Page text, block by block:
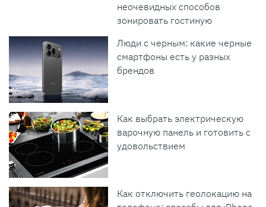
неочевидных способов
зонировать гостиную
Люди с черным: какие черные
смартфоны есть у разных
брендов
Как выбрать электрическую
варочную панель и готовить с
удовольствием
Как отключить геолокацию на